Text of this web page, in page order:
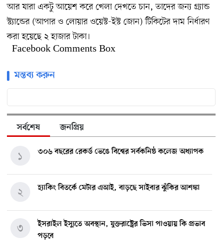
আর যারা একটু আয়েশ করে খেলা দেখতে চান, তাদের জন্য গ্র্যান্ড
স্ট্যান্ডের (আপার ও লোয়ার ওয়েস্ট-ইস্ট জোন) টিকিটের দাম নির্ধারণ
করা হয়েছে ২ হাজার টাকা।
Facebook Comments Box
মন্তব্য করুন
সর্বশেষ জনপ্রিয়
৩০৬ বছরের রেকর্ড ভেঙে বিশ্বের সর্বকনিষ্ঠ কলেজ অধ্যাপক
১
হ্যাকিং বিতর্কে মেটার এআই, বাড়ছে সাইবার ঝুঁকির আশঙ্কা
২
ইসরাইল ইস্যুতে অবস্থান, যুক্তরাষ্ট্রের ভিসা পাওয়ায় কি প্রভাব
পড়বে
৩